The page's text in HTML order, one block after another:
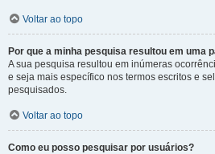
Voltar ao topo
Por que a minha pesquisa resultou em uma
A sua pesquisa resultou em inúmeras
e seja mais específico nos termos escritos e
pesquisados.
Voltar ao topo
Como eu posso pesquisar por usuários?